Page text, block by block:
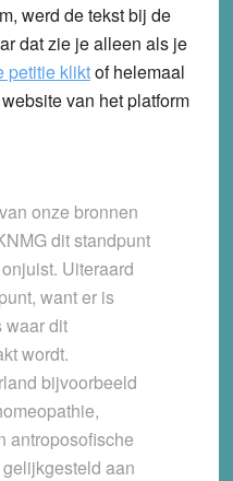
werd de tekst bij de
dat zie je alleen als je
petitie kliktof helemaal
van het platform
onze bronnen
dit standpunt
Uiteraard
want er is
waar dit
wordt.
bijvoorbeeld
antroposofische
aan